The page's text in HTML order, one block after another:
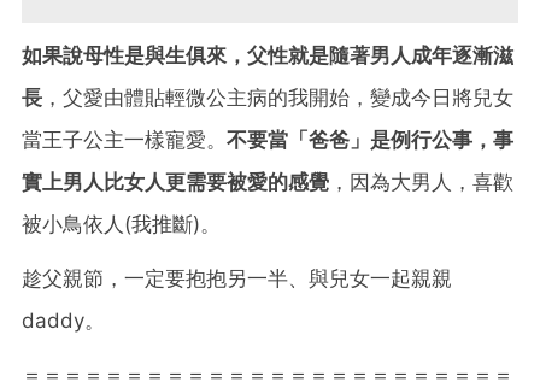
如果說母性是與生俱來，父性就是隨著男人成年逐漸滋
長 ，父愛由體貼輕微公主病的我開始，變成今日將兒女
當王子公主一樣寵愛。 不要當「爸爸」是例行公事，事
實上男人比女人更需要被愛的感覺 ，因為大男人，喜歡
被小鳥依人(我推斷)。
趁父親節，一定要抱抱另一半、與兒女一起親親
daddy。
＝＝＝＝＝＝＝＝＝＝＝＝＝＝＝＝＝＝＝＝＝＝＝＝